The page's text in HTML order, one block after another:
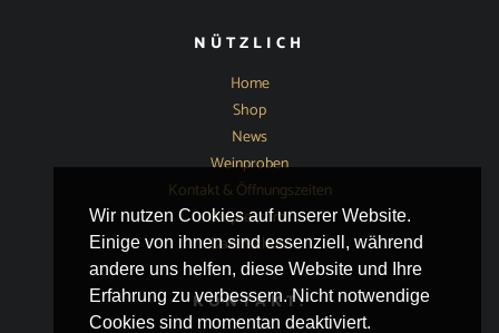
NÜTZLICH
Home
Shop
News
Weinproben
Kontakt & Öffnungszeiten
Impressum
Datenschutz
KONTAKT:
Wir nutzen Cookies auf unserer Website.
Einige von ihnen sind essenziell, während
andere uns helfen, diese Website und Ihre
Erfahrung zu verbessern. Nicht notwendige
Cookies sind momentan deaktiviert.